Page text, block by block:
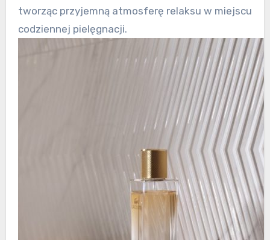
tworząc przyjemną atmosferę relaksu w miejscu
codziennej pielęgnacji.